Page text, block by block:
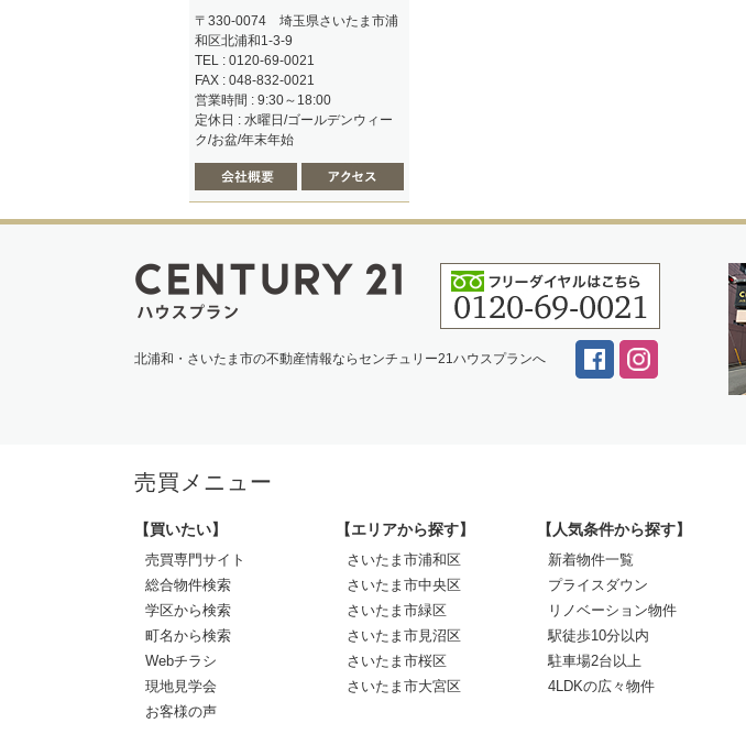
〒330-0074 埼玉県さいたま市浦
和区北浦和1-3-9
TEL : 0120-69-0021
FAX : 048-832-0021
営業時間 : 9:30～18:00
定休日 : 水曜日/ゴールデンウィー
ク/お盆/年末年始
北浦和・さいたま市の不動産情報ならセンチュリー21ハウスプランへ
売買メニュー
【買いたい】
売買専門サイト
総合物件検索
学区から検索
町名から検索
Webチラシ
現地見学会
お客様の声
【エリアから探す】
さいたま市浦和区
さいたま市中央区
さいたま市緑区
さいたま市見沼区
さいたま市桜区
さいたま市大宮区
【人気条件から探す】
新着物件一覧
プライスダウン
リノベーション物件
駅徒歩10分以内
駐車場2台以上
4LDKの広々物件